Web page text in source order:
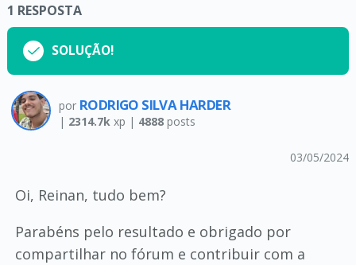
1 RESPOSTA
SOLUÇÃO!
por RODRIGO SILVA HARDER
| 2314.7kxp | 4888posts
03/05/2024
Oi, Reinan, tudo bem?
Parabéns pelo resultado e obrigado por
compartilhar no fórum e contribuir com a